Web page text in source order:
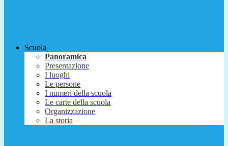
Scuola
Panoramica
Presentazione
I luoghi
Le persone
I numeri della scuola
Le carte della scuola
Organizzazione
La storia